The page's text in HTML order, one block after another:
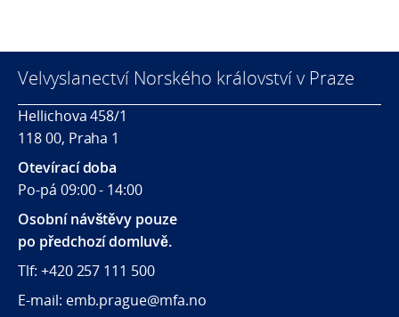
Velvyslanectví Norského království v Praze
Hellichova 458/1
118 00, Praha 1
Otevírací doba
Po-pá 09:00 - 14:00
Osobní návštěvy pouze
po předchozí domluvě.
Tlf: +420 257 111 500
E-mail: emb.prague@mfa.no